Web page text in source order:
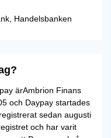
Handelsbanken
ärAmbrion Finans
och Daypay startades
sedan augusti
och har varit